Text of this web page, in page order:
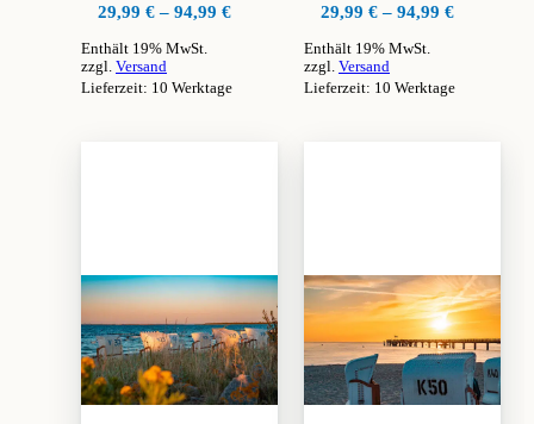
29,99 € – 94,99 €Preisspanne:
Enthält 19% MwSt.
zzgl. Versand
Lieferzeit: 10 Werktage
Optionen
können
auf
der
Produktseite
gewählt
werden
29,99 € – 94,99 €
Enthält 19% MwSt.
zzgl. Versand
Lieferzeit: 10 Werktage
Optionen
können
auf
der
Produktseite
gewählt
werden